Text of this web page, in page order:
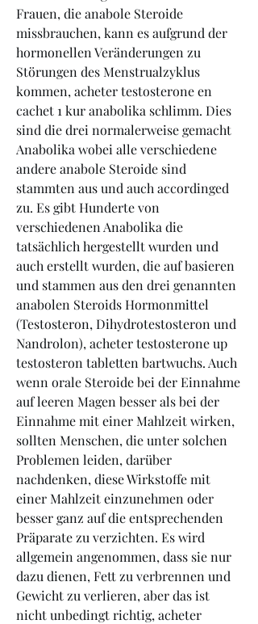
Frauen, die anabole Steroide
missbrauchen, kann es aufgrund der
hormonellen Veränderungen zu
Störungen des Menstrualzyklus
kommen, acheter testosterone en
cachet 1 kur anabolika schlimm. Dies
sind die drei normalerweise gemacht
Anabolika wobei alle verschiedene
andere anabole Steroide sind
stammten aus und auch accordinged
zu. Es gibt Hunderte von
verschiedenen Anabolika die
tatsächlich hergestellt wurden und
auch erstellt wurden, die auf basieren
und stammen aus den drei genannten
anabolen Steroids Hormonmittel
(Testosteron, Dihydrotestosteron und
Nandrolon), acheter testosterone up
testosteron tabletten bartwuchs. Auch
wenn orale Steroide bei der Einnahme
auf leeren Magen besser als bei der
Einnahme mit einer Mahlzeit wirken,
sollten Menschen, die unter solchen
Problemen leiden, darüber
nachdenken, diese Wirkstoffe mit
einer Mahlzeit einzunehmen oder
besser ganz auf die entsprechenden
Präparate zu verzichten. Es wird
allgemein angenommen, dass sie nur
dazu dienen, Fett zu verbrennen und
Gewicht zu verlieren, aber das ist
nicht unbedingt richtig, acheter